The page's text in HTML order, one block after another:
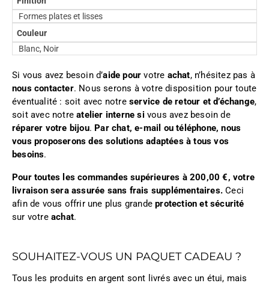
Formes plates et lisses
Couleur
Blanc, Noir
Si vous avez besoin d’aide pour votre achat, n’hésitez pas à
nous contacter. Nous serons à votre disposition pour toute
éventualité : soit avec notre service de retour et d’échange,
soit avec notreatelier interne si vous avez besoin de
réparer votre bijou. Par chat, e-mail ou téléphone, nous
vous proposerons des solutions adaptées à tous vos
besoins.
Pour toutes les commandes supérieures à 200,00 €, votre
livraison sera assurée sans frais supplémentaires. Ceci
afin de vous offrir une plus grandeprotection et sécurité
sur votre achat.
SOUHAITEZ-VOUS UN PAQUET CADEAU ?
Tous les produits en argent sont livrés avec un étui, mais